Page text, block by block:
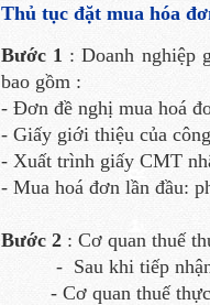
Thủ tục đặt mua hóa
Bước 1 : Doanh nghiệp
bao gồm :
- Đơn đề nghị mua hoá
- Giấy giới thiệu của
- Xuất trình giấy CMT
- Mua hoá đơn lần đầu:
Bước 2 : Cơ quan thuế
- Sau khi tiếp nhận
- Cơ quan thuế thực